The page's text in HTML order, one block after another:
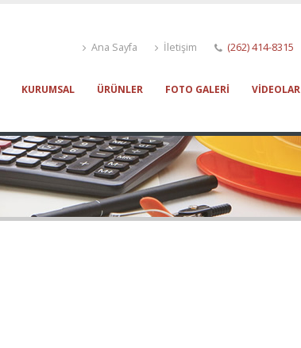
Ana Sayfa İletişim (262) 414-8315
KURUMSAL ÜRÜNLER FOTO GALERI VIDEOLAR